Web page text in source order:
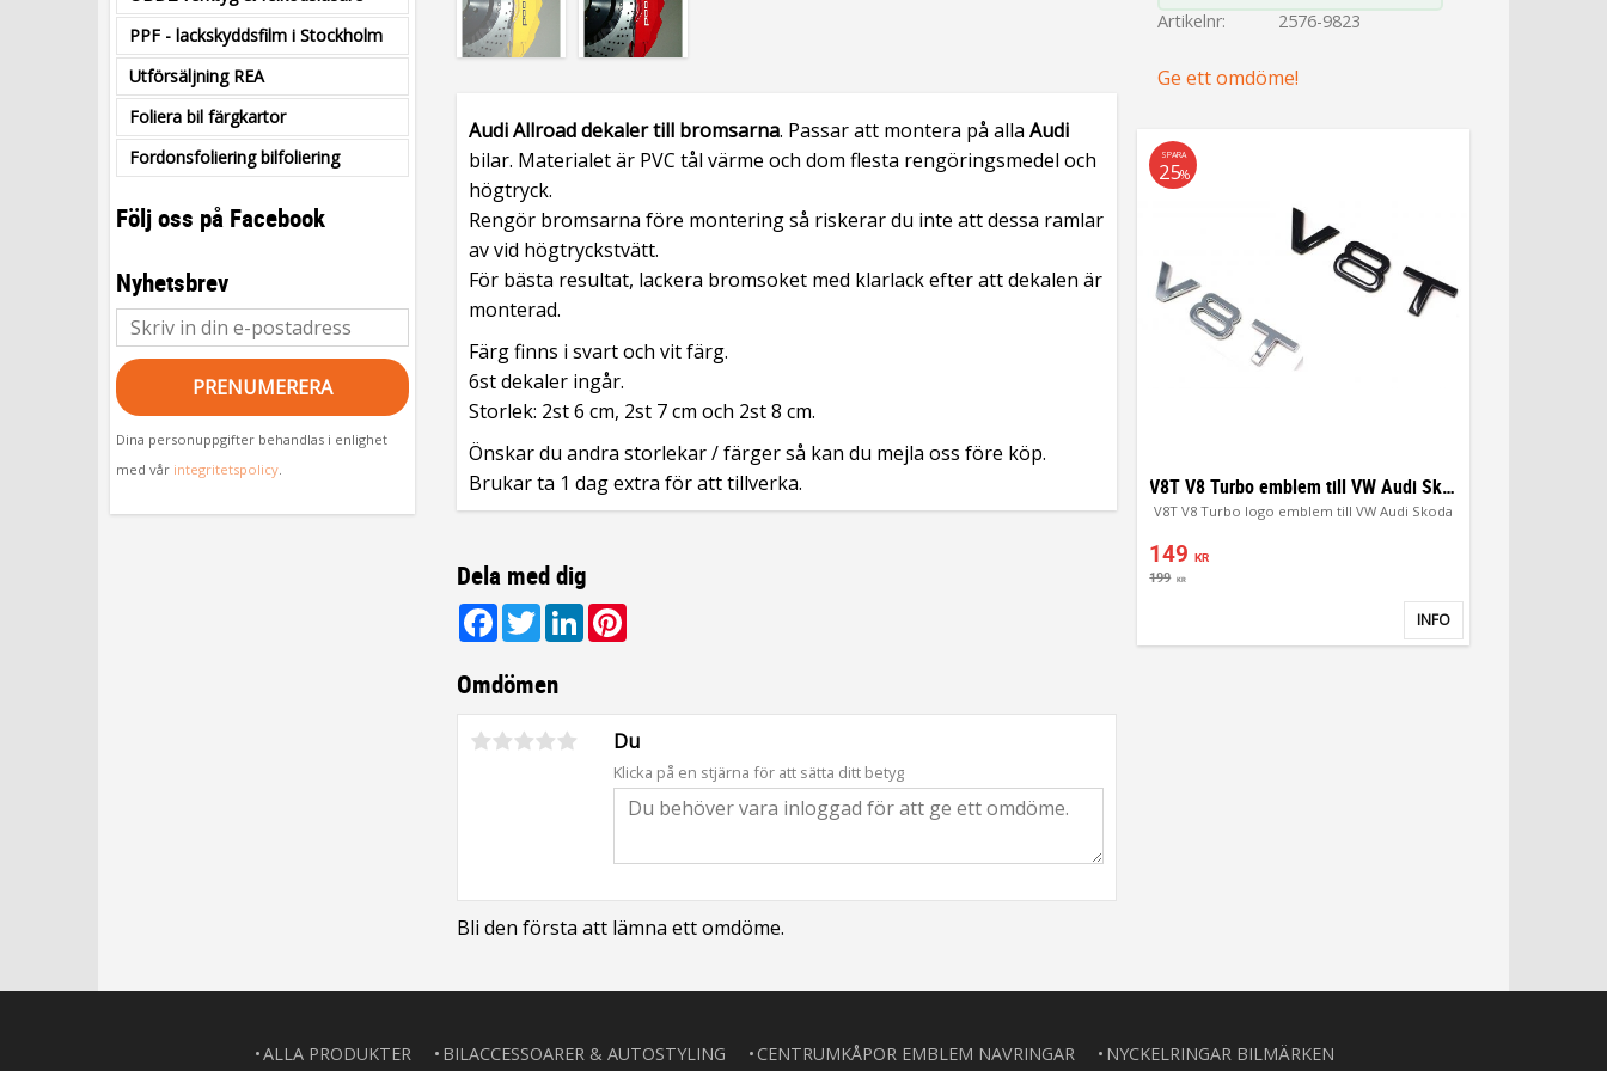
Artikelnr 2576-9823
Ge ett omdöme!
Audi Allroad dekaler till bromsarna. Passar att montera på alla Audi
bilar. Materialet är PVC tål värme och dom flesta rengöringsmedel och
högtryck.
Rengör bromsarna före montering så riskerar du inte att dessa ramlar
av vid högtryckstvätt.
För bästa resultat, lackera bromsoket med klarlack efter att dekalen är
monterad.
Färg finns i svart och vit färg.
6st dekaler ingår.
Storlek: 2st 6 cm, 2st 7 cm och 2st 8 cm.
Önskar du andra storlekar / färger så kan du mejla oss före köp.
Brukar ta 1 dag extra för att tillverka.
Dela med dig
Facebook
TwitterLinkedIn
Omdömen
Du
Klicka på en stjärna för att sätta ditt betyg
Bli den första att lämna ett omdöme.
V8T V8 Turbo emblem till VW Audi Skoda
V8T V8 Turbo logo emblem till VW Audi Skoda
149 KR
199 KR
SPARA
25%
Lägg till i favoriter
INFO
PPF - lackskyddsfilm i Stockholm
Utförsäljning REA
Foliera bil färgkartor
Fordonsfoliering bilfoliering
Följ oss på Facebook
Nyhetsbrev
PRENUMERERA
Dina personuppgifter behandlas i enlighet
med vår integritetspolicy.
ALLA PRODUKTER BILACCESSOARER & AUTOSTYLING CENTRUMKÅPOR EMBLEM NAVRINGAR NYCKELRINGAR BILMÄRKEN